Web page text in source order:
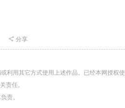
分享
利用其它方式使用上述作品。已经本网授权
责任。
责。